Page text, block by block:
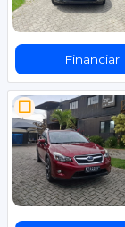
Financiar